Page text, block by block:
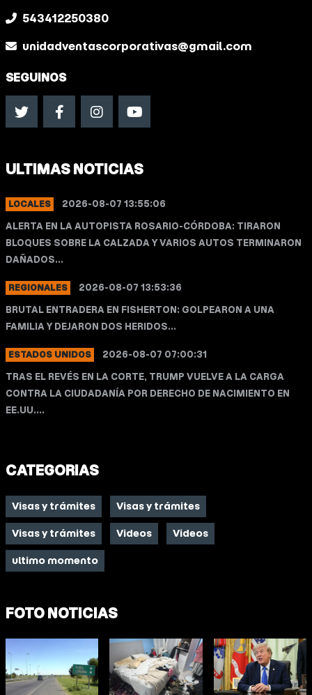
543412250380
unidadventascorporativas@gmail.com
SEGUINOS
ULTIMAS NOTICIAS
LOCALES
2026-08-07 13:55:06
ALERTA EN LA AUTOPISTA ROSARIO-CÓRDOBA: TIRARON
BLOQUES SOBRE LA CALZADA Y VARIOS AUTOS TERMINARON
DAÑADOS...
REGIONALES
2026-08-07 13:53:36
BRUTAL ENTRADERA EN FISHERTON: GOLPEARON A UNA
FAMILIA Y DEJARON DOS HERIDOS...
ESTADOS UNIDOS
2026-08-07 07:00:31
TRAS EL REVÉS EN LA CORTE, TRUMP VUELVE A LA CARGA
CONTRA LA CIUDADANÍA POR DERECHO DE NACIMIENTO EN
EE.UU....
CATEGORIAS
Visas y trámites Visas y trámites
Visas y trámites Videos Videos
ultimo momento
FOTO NOTICIAS